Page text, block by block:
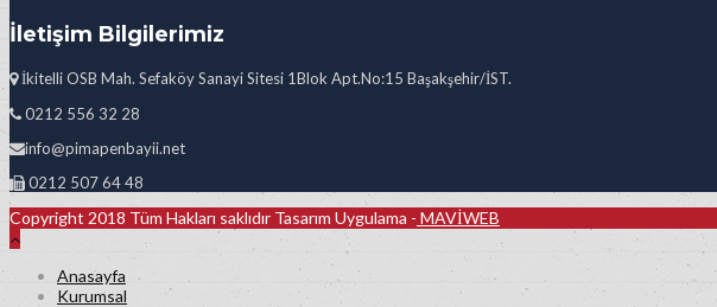
İletişim Bilgilerimiz
İkitelli OSB Mah. Sefaköy Sanayi Sitesi 1Blok Apt.No:15 Başakşehir/İST.
0212 556 32 28
info@pimapenbayii.net
0212 507 64 48
Copyright 2018 Tüm Hakları saklıdır Tasarım Uygulama - MAVİWEB
Anasayfa
Kurumsal